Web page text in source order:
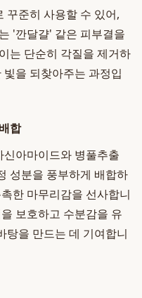
꾸준히 사용할 수 있어,
'깐달걀' 같은 피부결을
는 단순히 각질을 제거하
을 되찾아주는 과정입
합
신아마이드와 병풀추출
성분을 풍부하게 배합하
한 마무리감을 선사합니
보호하고 수분감을 유
탕을 만드는 데 기여합니